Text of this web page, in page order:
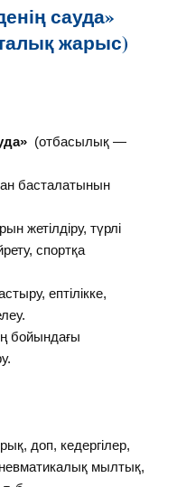
сауда»
жарыс)
(отбасылық —
басталатынын
жетілдіру, түрлі
спортқа
ептілікке,
бойындағы
доп, кедергілер,
мылтық,